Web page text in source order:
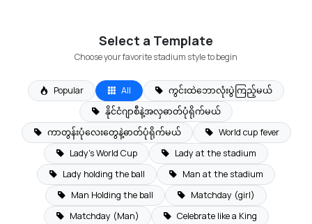
Select a Template
Choose your favorite stadium style to begin
Popular All
ကွင်းထဲဘောလုံးပွဲကြည့်မယ်
နိုင်ငံဂျာစီနဲ့အလှဓာတ်ပုံရိုက်မယ်
ကာတွန်းပုံလေးတွေနဲ့ဓာတ်ပုံရိုက်မယ်
World cup fever
Lady's World Cup
Lady at the stadium
Lady holding the ball
Man at the stadium
Man Holding the ball
Matchday (girl)
Matchday (Man)
Celebrate like a King